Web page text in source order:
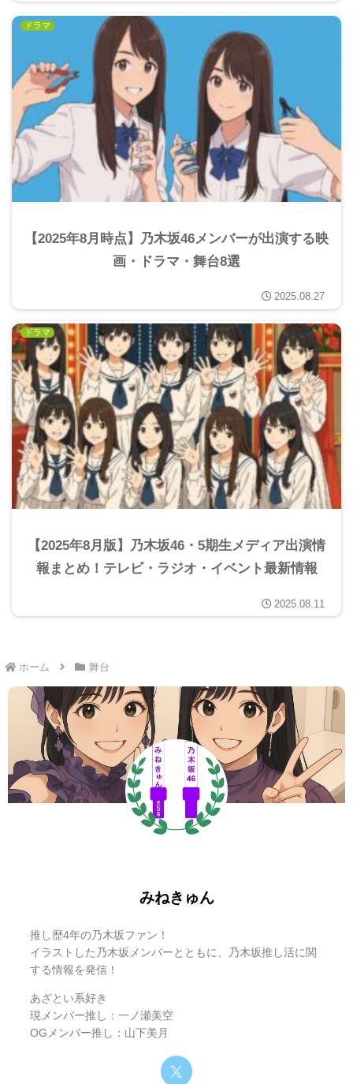
ドラマ
【2025年8月時点】乃木坂46メンバーが出演する映
画・ドラマ・舞台8選
2025.08.27
ドラマ
【2025年8月版】乃木坂46・5期生メディア出演情
報まとめ！テレビ・ラジオ・イベント最新情報
2025.08.11
ホーム 舞台
みねきゅん
推し歴4年の乃木坂ファン！
イラストした乃木坂メンバーとともに、乃木坂推し活に関
する情報を発信！
あざとい系好き
現メンバー推し：一ノ瀬美空
OGメンバー推し：山下美月